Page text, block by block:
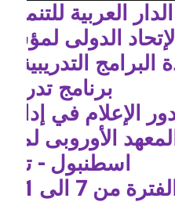
الدار العربية للتنمية
الدولى
البرامج
برنامج
الإعلام في
الأوروبى
اسطنبول -
7 الى 11يونيو 2015 م